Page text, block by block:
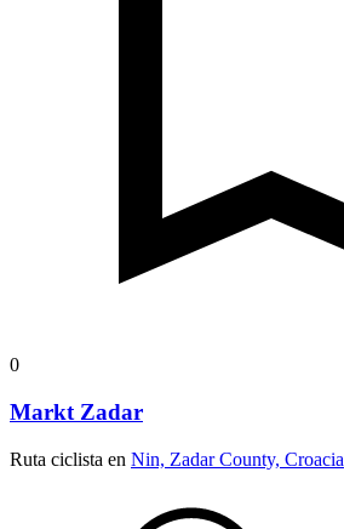
0
Markt Zadar
Ruta ciclista en Nin, Zadar County, Croacia